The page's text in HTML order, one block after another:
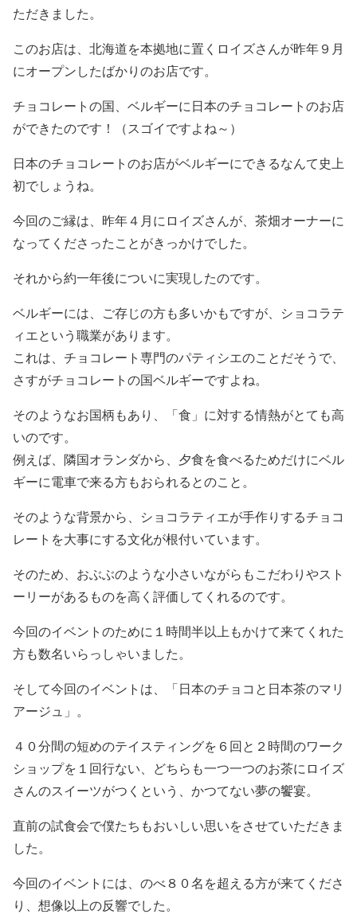
ただきました。
このお店は、北海道を本拠地に置くロイズさんが昨年９月
にオープンしたばかりのお店です。
チョコレートの国、ベルギーに日本のチョコレートのお店
ができたのです！（スゴイですよね～）
日本のチョコレートのお店がベルギーにできるなんて史上
初でしょうね。
今回のご縁は、昨年４月にロイズさんが、茶畑オーナーに
なってくださったことがきっかけでした。
それから約一年後についに実現したのです。
ベルギーには、ご存じの方も多いかもですが、ショコラテ
ィエという職業があります。
これは、チョコレート専門のパティシエのことだそうで、
さすがチョコレートの国ベルギーですよね。
そのようなお国柄もあり、「食」に対する情熱がとても高
いのです。
例えば、隣国オランダから、夕食を食べるためだけにベル
ギーに電車で来る方もおられるとのこと。
そのような背景から、ショコラティエが手作りするチョコ
レートを大事にする文化が根付いています。
そのため、おぶぶのような小さいながらもこだわりやスト
ーリーがあるものを高く評価してくれるのです。
今回のイベントのために１時間半以上もかけて来てくれた
方も数名いらっしゃいました。
そして今回のイベントは、「日本のチョコと日本茶のマリ
アージュ」。
４０分間の短めのテイスティングを６回と２時間のワーク
ショップを１回行ない、どちらも一つ一つのお茶にロイズ
さんのスイーツがつくという、かつてない夢の饗宴。
直前の試食会で僕たちもおいしい思いをさせていただきま
した。
今回のイベントには、のべ８０名を超える方が来てくださ
り、想像以上の反響でした。